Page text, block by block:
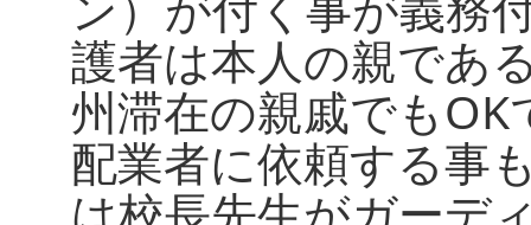
護者は本人の親であ
州滞在の親戚でも
配業者に依頼する事